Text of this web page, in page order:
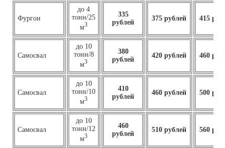
Фургон
до 4
тонн/25
м3
335
рублей
375 рублей 415
Самосвал
до 10
тонн/8
м3
380
рублей
420 рублей 460
Самосвал
до 10
тонн/10
м3
410
рублей
460 рублей 500
Самосвал
до 10
тонн/12
м3
460
рублей
510 рублей 560